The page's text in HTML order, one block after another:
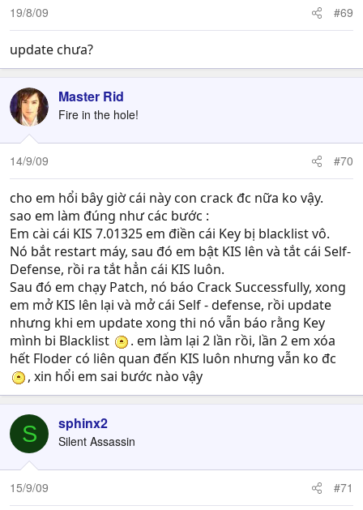
19/8/09 #69
update chưa?
Master Rid
Fire in the hole!
14/9/09 #70
cho em hổi bây giờ cái này con crack đc nữa ko vậy.
sao em làm đúng như các bước :
Em cài cái KIS 7.01325 em điền cái Key bị blacklist vô.
Nó bắt restart máy, sau đó em bật KIS lên và tắt cái Self-
Defense, rồi ra tắt hẳn cái KIS luôn.
Sau đó em chạy Patch, nó báo Crack Successfully, xong
em mở KIS lên lại và mở cái Self - defense, rồi update
nhưng khi em update xong thi nó vẫn báo rằng Key
mình bi Blacklist
. em làm lại 2 lần rồi, lần 2 em xóa
hết Floder có liên quan đến KIS luôn nhưng vẫn ko đc
, xin hổi em sai bước nào vậy
S sphinx2
Silent Assassin
15/9/09 #71